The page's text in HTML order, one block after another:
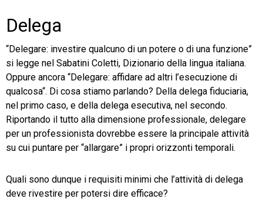
Delega
“Delegare: investire qualcuno di un potere o di una funzione”
si legge nel Sabatini Coletti, Dizionario della lingua italiana.
Oppure ancora “Delegare: affidare ad altri l’esecuzione di
qualcosa“. Di cosa stiamo parlando? Della delega fiduciaria,
nel primo caso, e della delega esecutiva, nel secondo.
Riportando il tutto alla dimensione professionale, delegare
per un professionista dovrebbe essere la principale attività
su cui puntare per “allargare” i propri orizzonti temporali.
Quali sono dunque i requisiti minimi che l’attività di delega
deve rivestire per potersi dire efficace?